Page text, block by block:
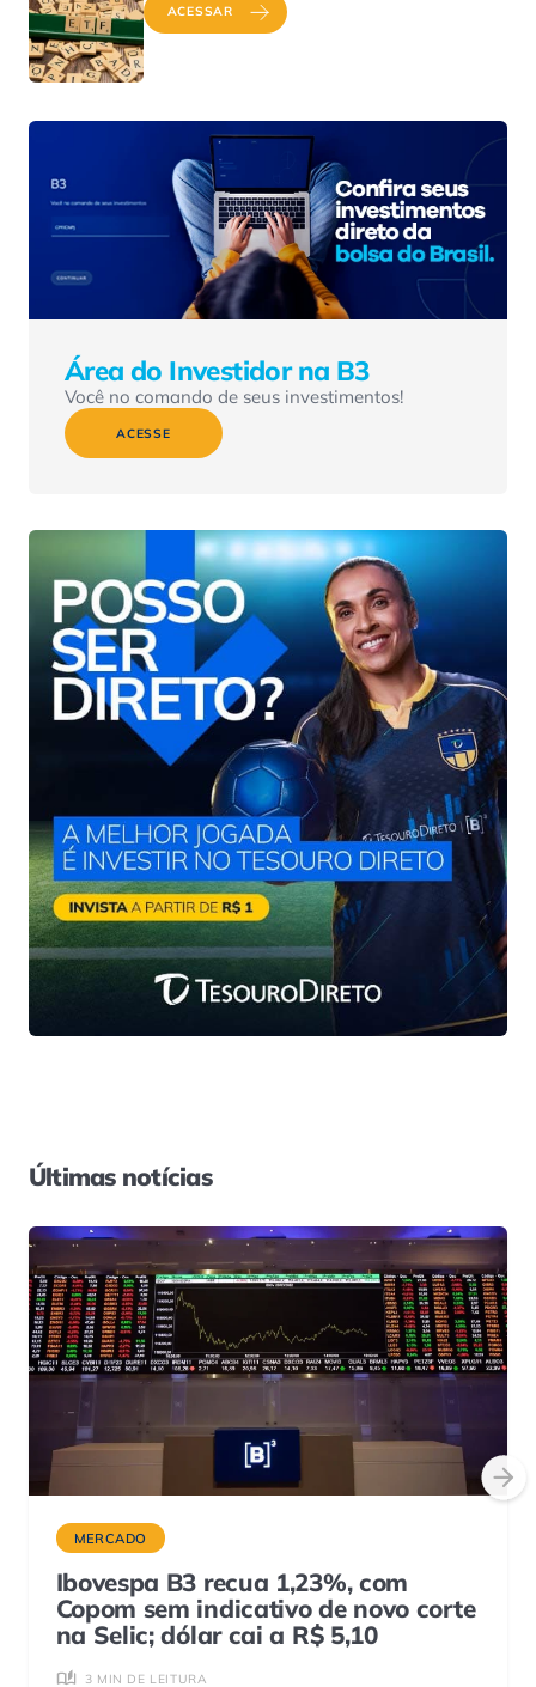
ACESSAR
Área do Investidor na B3
Você no comando de seus investimentos!
ACESSE
Últimas notícias
MERCADO
Ibovespa B3 recua 1,23%, com
Copom sem indicativo de novo corte
na Selic; dólar cai a R$ 5,10
3 MIN DE LEITURA